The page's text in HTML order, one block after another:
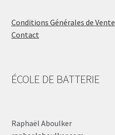
Conditions Générales de Vente
Contact
ÉCOLE DE BATTERIE
Raphaël Aboulker